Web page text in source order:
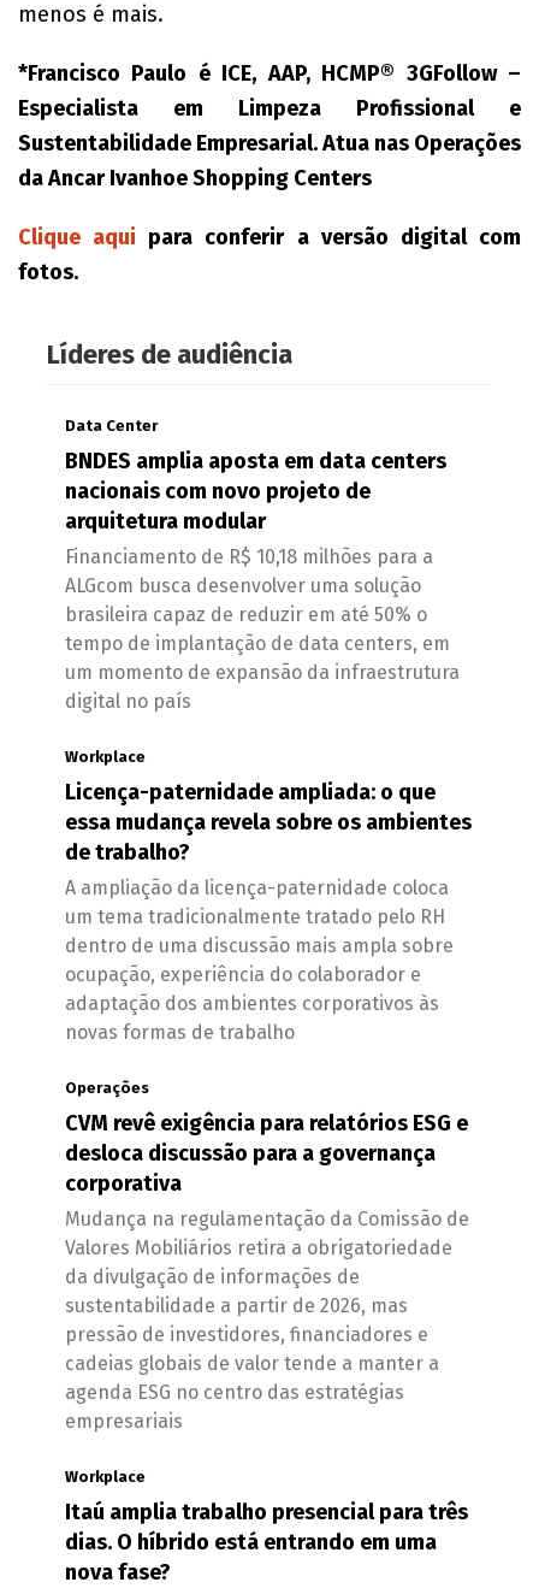
menos é mais.
*Francisco Paulo é ICE, AAP, HCMP® 3GFollow –
Especialista em Limpeza Profissional e
Sustentabilidade Empresarial. Atua nas Operações
da Ancar Ivanhoe Shopping Centers
Clique aqui para conferir a versão digital com
fotos.
Líderes de audiência
Data Center
BNDES amplia aposta em data centers
nacionais com novo projeto de
arquitetura modular
Financiamento de R$ 10,18 milhões para a
ALGcom busca desenvolver uma solução
brasileira capaz de reduzir em até 50% o
tempo de implantação de data centers, em
um momento de expansão da infraestrutura
digital no país
Workplace
Licença-paternidade ampliada: o que
essa mudança revela sobre os ambientes
de trabalho?
A ampliação da licença-paternidade coloca
um tema tradicionalmente tratado pelo RH
dentro de uma discussão mais ampla sobre
ocupação, experiência do colaborador e
adaptação dos ambientes corporativos às
novas formas de trabalho
Operações
CVM revê exigência para relatórios ESG e
desloca discussão para a governança
corporativa
Mudança na regulamentação da Comissão de
Valores Mobiliários retira a obrigatoriedade
da divulgação de informações de
sustentabilidade a partir de 2026, mas
pressão de investidores, financiadores e
cadeias globais de valor tende a manter a
agenda ESG no centro das estratégias
empresariais
Workplace
Itaú amplia trabalho presencial para três
dias. O híbrido está entrando em uma
nova fase?